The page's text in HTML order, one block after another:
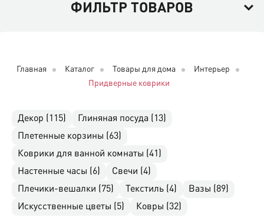
ФИЛЬТР ТОВАРОВ
Главная Каталог Товары для дома
Интерьер
Придверные коврики
Декор (115)
Глиняная посуда (13)
Плетенные корзины (63)
Коврики для ванной комнаты (41)
Настенные часы (6)
Свечи (4)
Плечики-вешалки (75)
Текстиль (4)
Вазы (89)
Искусственные цветы (5)
Ковры (32)